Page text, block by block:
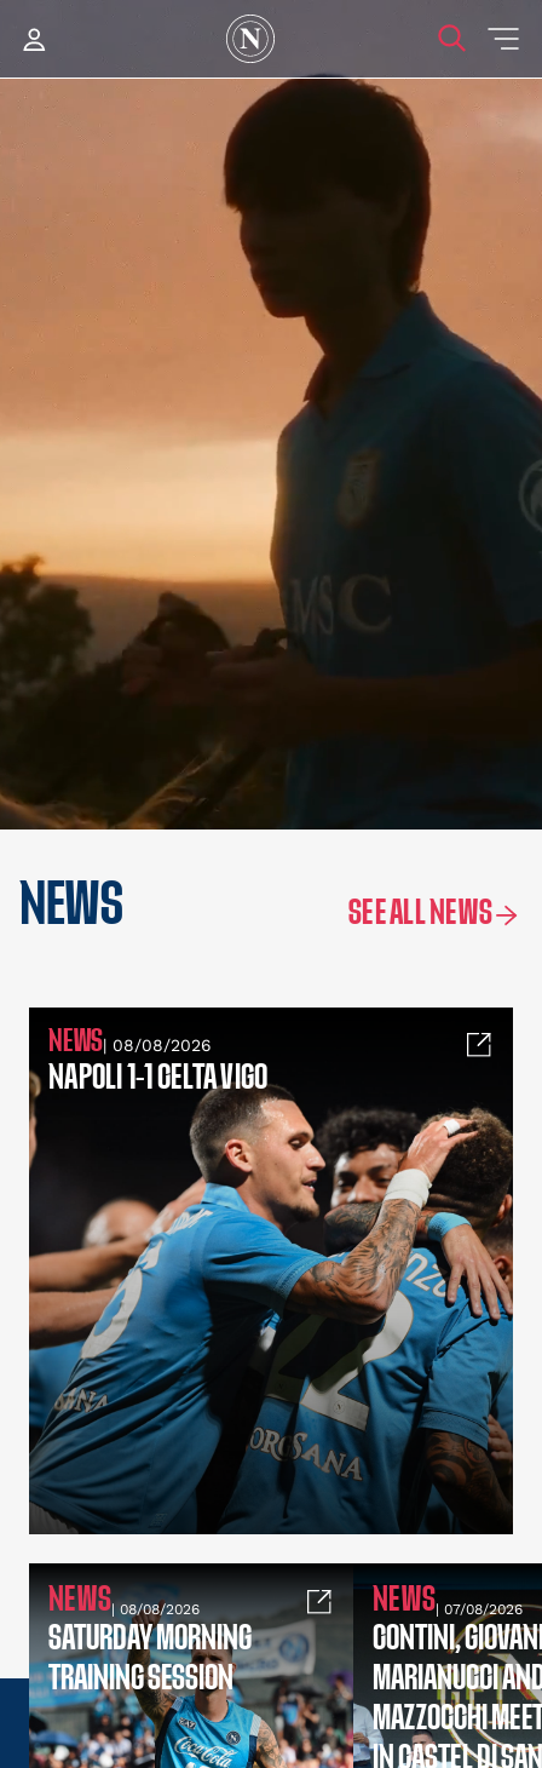
NEWS SEE ALL NEWS
NEWS| 08/08/2026
NAPOLI 1-1 CELTA VIGO
NEWS| 08/08/2026
SATURDAY MORNING
TRAINING SESSION
NEWS| 07/08/2026
CONTINI,
MARIANUCCI
MAZZOCCHI
IN CASTEL DI